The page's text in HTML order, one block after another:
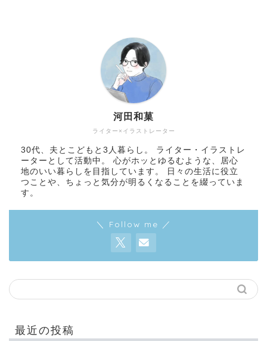
ライター×イラストレーター
河田和菓
30代、夫とこどもと3人暮らし。 ライター・イラストレ
ーターとして活動中。 心がホッとゆるむような、居心
地のいい暮らしを目指しています。 日々の生活に役立
つことや、ちょっと気分が明るくなることを綴っていま
す。
＼ Follow me ／
最近の投稿